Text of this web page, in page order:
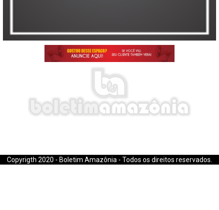
Copyrigth 2020 - Boletim Amazônia - Todos os direitos reservados.